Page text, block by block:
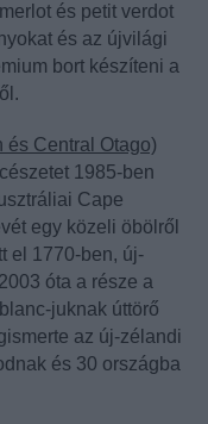
és petit verdot
és az újvilági
bort készíteni a
Central Otago)
1985-ben
Cape
egy közeli öbölről
el 1770-ben, új-
óta a része a
juknak úttörő
az új-zélandi
és 30 országba